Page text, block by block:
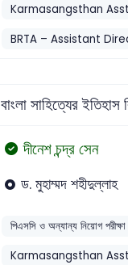
Karmasangsthan
BRTA – Assistant
বাংলা সাহিত্যের
দীনেশ চন্দ্র সেন
ড. মুহাম্মদ শহীদুল্লাহ
পিএসসি ও অন্যান্য নিয়োগ পরীক্ষা
Karmasangsthan